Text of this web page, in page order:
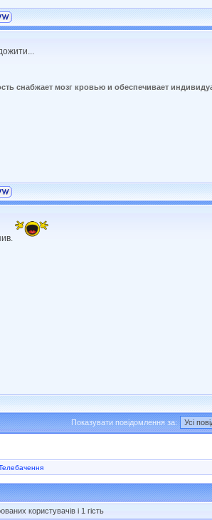
снабжает мозг кровью и обеспечивает
Показувати повідомлення за:
користувачів і 1 гість